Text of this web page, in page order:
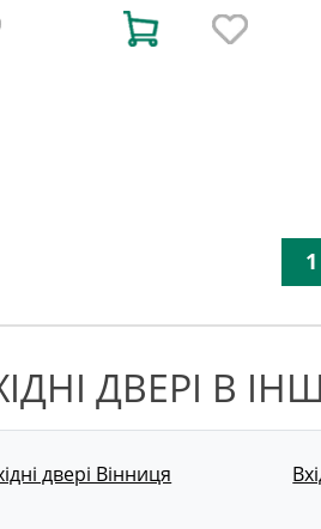
1
ДВЕРІ В
двері Вінниця